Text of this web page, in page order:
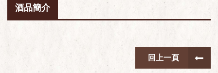
酒品簡介
回上一頁